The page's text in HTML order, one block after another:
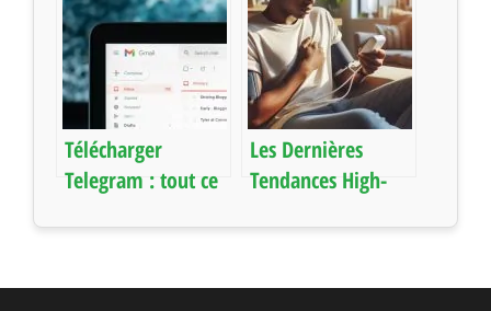
ce qu’il faut savoir
pour bien choisir
faire
Télécharger
Telegram : tout ce
Les Dernières
Tendances High-